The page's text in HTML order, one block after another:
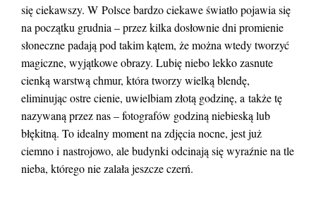
się ciekawszy. W Polsce bardzo ciekawe światło pojawia się
na początku grudnia – przez kilka dosłownie dni promienie
słoneczne padają pod takim kątem, że można wtedy tworzyć
magiczne, wyjątkowe obrazy. Lubię niebo lekko zasnute
cienką warstwą chmur, która tworzy wielką blendę,
eliminując ostre cienie, uwielbiam złotą godzinę, a także tę
nazywaną przez nas – fotografów godziną niebieską lub
błękitną. To idealny moment na zdjęcia nocne, jest już
ciemno i nastrojowo, ale budynki odcinają się wyraźnie na tle
nieba, którego nie zalała jeszcze czerń.